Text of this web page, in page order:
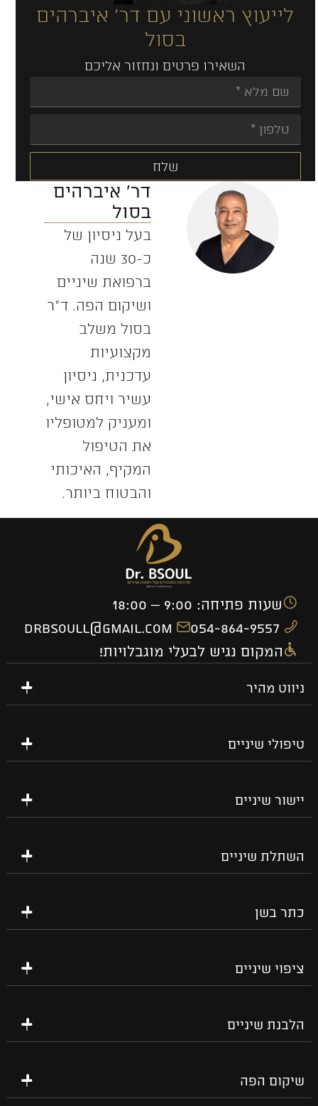
לייעוץ ראשוני עם דר' איברהים
בסול
השאירו פרטים ונחזור אליכם
שלח
Alternative:
דר' איברהים
בסול
בעל ניסיון של
כ-30 שנה
ברפואת שיניים
ושיקום הפה. ד”ר
בסול משלב
מקצועיות
עדכנית, ניסיון
עשיר ויחס אישי,
ומעניק למטופליו
את הטיפול
המקיף, האיכותי
והבטוח ביותר.
שעות פתיחה: 9:00 – 18:00
054-864-9557
drbsoull@gmail.com
המקום נגיש לבעלי מוגבלויות!
ניווט מהיר
טיפולי שיניים
יישור שיניים
השתלת שיניים
כתר בשן
ציפוי שיניים
הלבנת שיניים
שיקום הפה